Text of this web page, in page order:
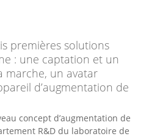
premières solutions
: une captation et un
marche, un avatar
d’augmentation de
concept d’augmentation de
R&D du laboratoire de